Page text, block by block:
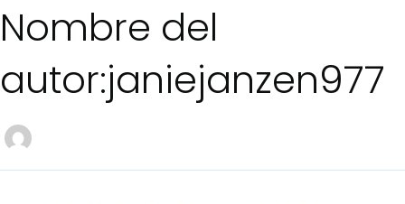
Nombre del
autor:janiejanzen977